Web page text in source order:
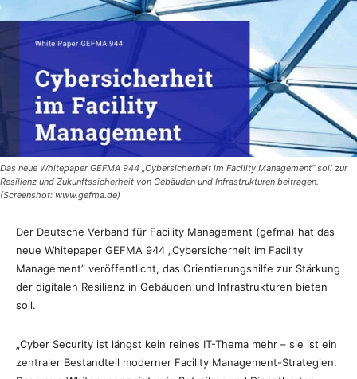
Das neue Whitepaper GEFMA 944 „Cybersicherheit im Facility Management” soll zur
Resilienz und Zukunftssicherheit von Gebäuden und Infrastrukturen beitragen.
(Screenshot: www.gefma.de)
Der Deutsche Verband für Facility Management (gefma) hat das
neue Whitepaper GEFMA 944 „Cybersicherheit im Facility
Management” veröffentlicht, das Orientierungshilfe zur Stärkung
der digitalen Resilienz in Gebäuden und Infrastrukturen bieten
soll.
„Cyber Security ist längst kein reines IT-Thema mehr – sie ist ein
zentraler Bestandteil moderner Facility Management-Strategien.